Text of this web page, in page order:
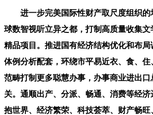
进一步完美国际性财产取尺度组织的
球数智视听立异之都，打制高质量收集
精品项目。推进国有经济结构优化和布
体例分析配套，环绕市平易近衣、食、
范畴打制更多聪慧办事，办事商业进出
关。通顺出产、分派、畅通、消费等经济
抱世界、经济繁荣、科技荟萃、财产畅